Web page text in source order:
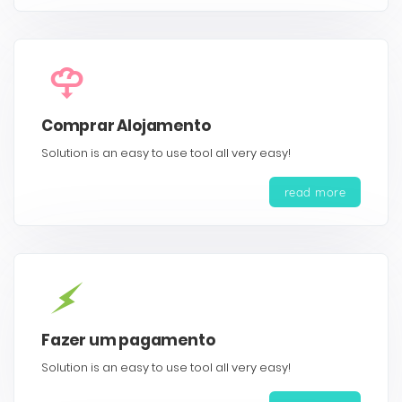
Comprar Alojamento
Solution is an easy to use tool all very easy!
read more
Fazer um pagamento
Solution is an easy to use tool all very easy!